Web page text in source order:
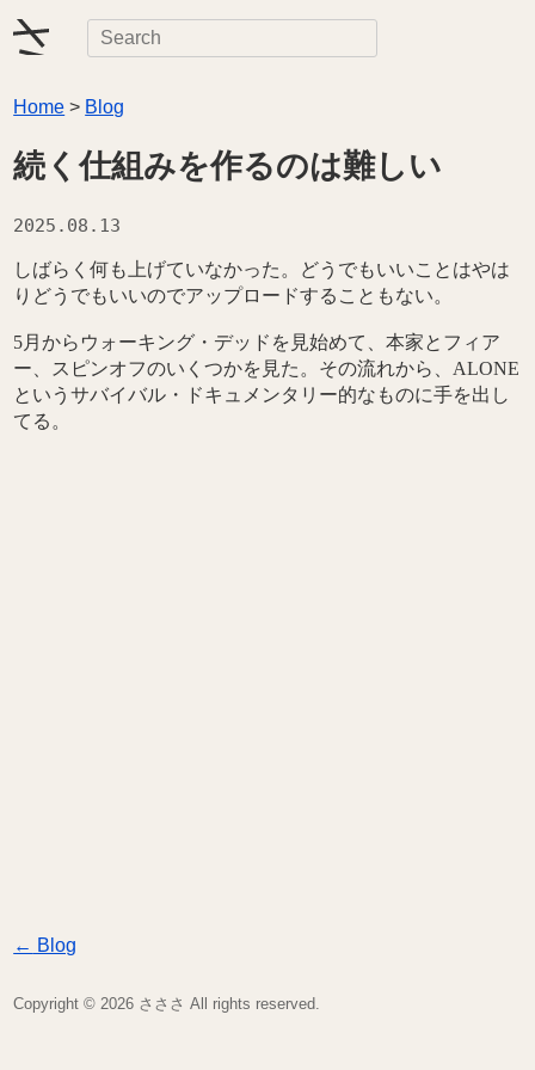
検
キ
ワ
ー
を
入
力
Home > Blog
続く仕組みを作るのは難しい
2025.08.13
しばらく何も上げていなかった。どうでもいいことはやは
りどうでもいいのでアップロードすることもない。
5月からウォーキング・デッドを見始めて、本家とフィア
ー、スピンオフのいくつかを見た。その流れから、ALONE
というサバイバル・ドキュメンタリー的なものに手を出し
てる。
← Blog
Copyright © 2026 さささ All rights reserved.